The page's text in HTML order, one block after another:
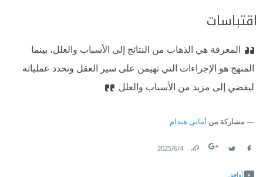
اقتباسات
المعرفة هي الذهاب من النتائج إلى الأسباب والعلل، بينما
المنهج هو الإجراءات التي تهيمن على سير العقل وتحدد عملياته
ليفضي إلى مزيد من الأسباب والعلل
مشاركة من أماني هندام
4‏/6‏/2025
أوافق